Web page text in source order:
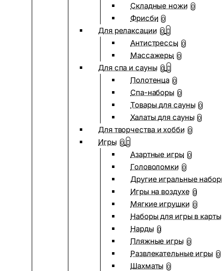
Складные ножи 0
Фрисби 0
Для релаксации 0
Антистрессы 0
Массажеры 0
Для спа и сауны 0
Полотенца 0
Спа-наборы 0
Товары для сауны 0
Халаты для сауны 0
Для творчества и хобби 0
Игры 0
Азартные игры 0
Головоломки 0
Другие игральные
Игры на воздухе 0
Мягкие игрушки 0
Наборы для игры в карты
Нарды 0
Пляжные игры 0
Развлекательные игры 0
Шахматы 0